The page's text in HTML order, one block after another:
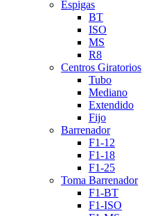
Espigas
BT
ISO
MS
R8
Centros Giratorios
Tubo
Mediano
Extendido
Fijo
Barrenador
F1-12
F1-18
F1-25
Toma Barrenador
F1-BT
F1-ISO